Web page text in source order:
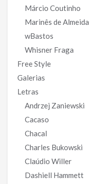
Márcio Coutinho
Marinês de Almeida
wBastos
Whisner Fraga
Free Style
Galerias
Letras
Andrzej Zaniewski
Cacaso
Chacal
Charles Bukowski
Claúdio Willer
Dashiell Hammett